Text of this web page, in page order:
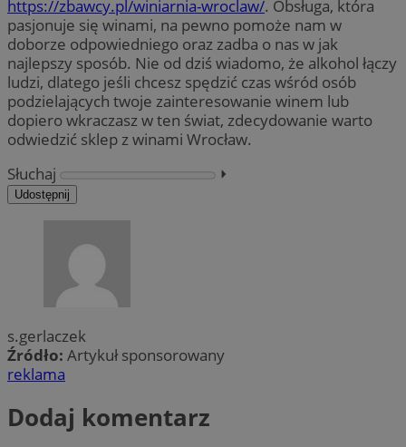
https://zbawcy.pl/winiarnia-wroclaw/. Obsługa, która
pasjonuje się winami, na pewno pomoże nam w
doborze odpowiedniego oraz zadba o nas w jak
najlepszy sposób. Nie od dziś wiadomo, że alkohol łączy
ludzi, dlatego jeśli chcesz spędzić czas wśród osób
podzielających twoje zainteresowanie winem lub
dopiero wkraczasz w ten świat, zdecydowanie warto
odwiedzić sklep z winami Wrocław.
Słuchaj
⏵︎
Udostępnij
s.gerlaczek
Źródło: Artykuł sponsorowany
reklama
Dodaj komentarz